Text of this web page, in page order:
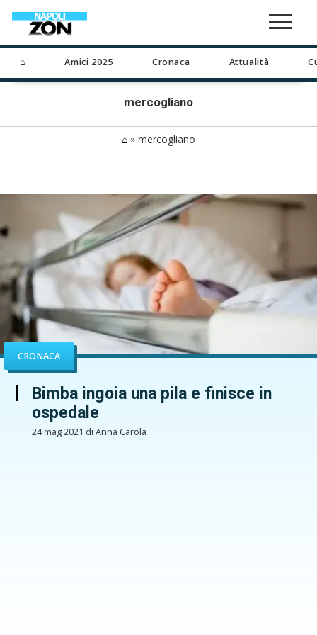
⌂ Amici 2025 Cronaca Attualità
mercogliano
⌂ » mercogliano
CRONACA
Bimba ingoia una pila e finisce in
ospedale
24 mag 2021 di Anna Carola